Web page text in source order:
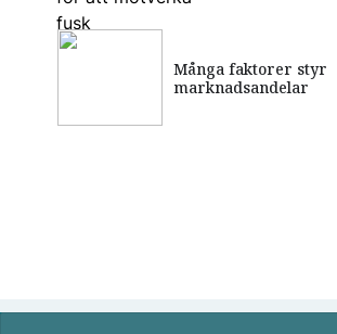
Många faktorer styr
marknadsandelar